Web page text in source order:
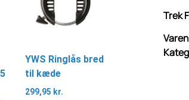
YWS Ringlås bred
til kæde
299,95 kr.
Trek